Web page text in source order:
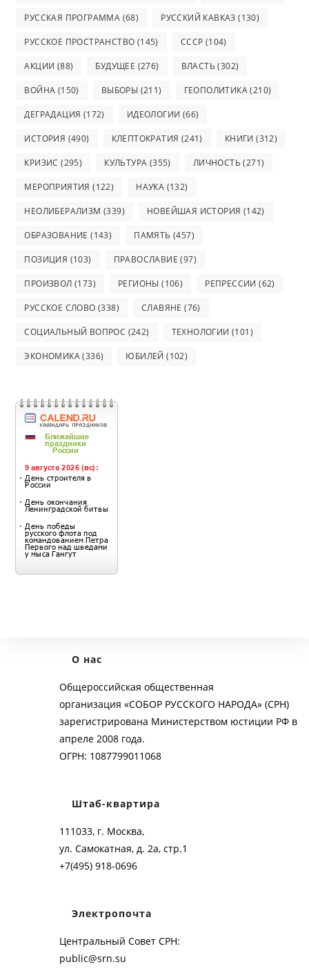
РУССКАЯ ПРОГРАММА (68) РУССКИЙ КАВКАЗ (130)
РУССКОЕ ПРОСТРАНСТВО (145) СССР (104)
АКЦИИ (88) БУДУЩЕЕ (276) ВЛАСТЬ (302)
ВОЙНА (150) ВЫБОРЫ (211) ГЕОПОЛИТИКА(210)
ДЕГРАДАЦИЯ (172) ИДЕОЛОГИИ (66)
ИСТОРИЯ (490) КЛЕПТОКРАТИЯ (241) КНИГИ (312)
КРИЗИС (295) КУЛЬТУРА (355) ЛИЧНОСТЬ (271)
МЕРОПРИЯТИЯ (122) НАУКА (132)
НЕОЛИБЕРАЛИЗМ (339) НОВЕЙШАЯ ИСТОРИЯ (142)
ОБРАЗОВАНИЕ (143) ПАМЯТЬ (457)
ПОЗИЦИЯ (103) ПРАВОСЛАВИЕ (97)
ПРОИЗВОЛ (173) РЕГИОНЫ (106) РЕПРЕССИИ (62)
РУССКОЕ СЛОВО (338) СЛАВЯНЕ (76)
СОЦИАЛЬНЫЙ ВОПРОС (242) ТЕХНОЛОГИИ (101)
ЭКОНОМИКА(336) ЮБИЛЕЙ (102)
О нас
Общероссийская общественная
организация «СОБОР РУССКОГО НАРОДА» (СРН)
зарегистрирована Министерством юстиции РФ в
апреле 2008 года.
ОГРН: 1087799011068
Штаб-квартира
111033, г. Москва,
ул. Самокатная, д. 2а, стр.1
+7(495) 918-0696
Электропочта
Центральный Совет СРН:
public@srn.su